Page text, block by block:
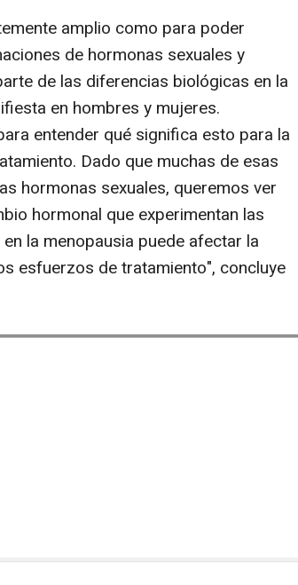
amplio como para poder
de hormonas sexuales y
de las diferencias biológicas en la
en hombres y mujeres.
entender qué significa esto para la
Dado que muchas de esas
hormonas sexuales, queremos ver
hormonal que experimentan las
la menopausia puede afectar la
esfuerzos de tratamiento", concluye